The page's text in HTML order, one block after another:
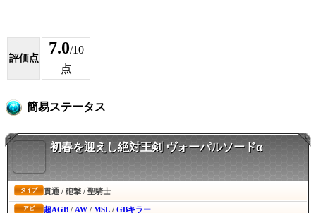
評価点
7.0/10
点
簡易ステータス
初春を迎えし絶対王剣 ヴォーパルソードα
タイプ 貫通 / 砲撃 / 聖騎士
アビ 超AGB / AW / MSL / GBキラー